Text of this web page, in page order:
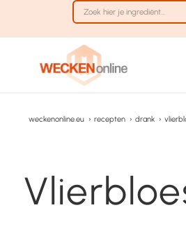
weckenonline.eu › recepten › drank ›